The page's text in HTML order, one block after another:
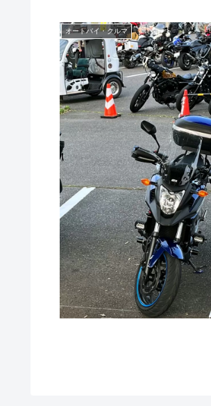
オートバイ・クルマ